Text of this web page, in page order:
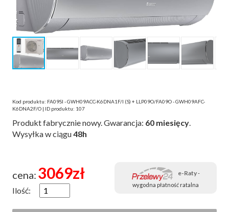
Kod produktu: FA09SI - GWH09ACC-K6DNA1F/I (S) + LLP09O/FA09O - GWH09AFC-
K6DNA2F/O | ID produktu: 107
Produkt fabrycznie nowy. Gwarancja: 60 miesięcy
Wysyłka w ciągu48h
cena: 3069zł
Ilość:
e-Raty-
wygodna płatność ratalna